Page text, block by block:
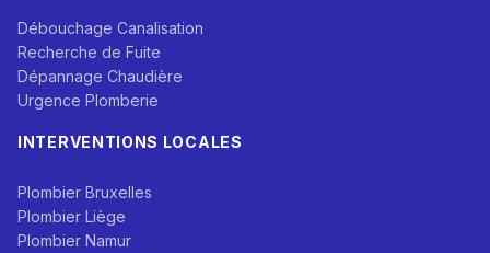
Débouchage Canalisation
Recherche de Fuite
Dépannage Chaudière
Urgence Plomberie
INTERVENTIONS LOCALES
Plombier Bruxelles
Plombier Liège
Plombier Namur